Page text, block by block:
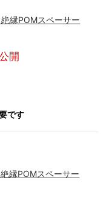
縁POMスペーサー
開
です
縁POMスペーサー